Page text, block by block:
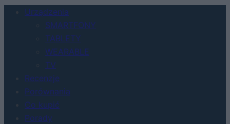
Urządzenia
SMARTFONY
TABLETY
WEARABLE
TV
Recenzje
Porównania
Co kupić
Porady